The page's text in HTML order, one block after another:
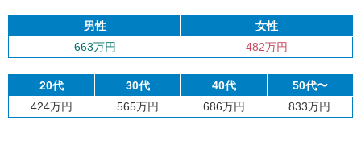
男性
女性
663万円
482万円
20代 30代 40代
50代〜
424万円
565万円 686万円 833万円